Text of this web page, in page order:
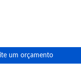
um orçamento